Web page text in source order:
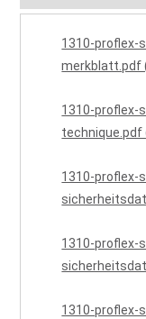
1310-proflex-
merkblatt.pdf
1310-proflex-
technique.pdf
1310-proflex-
1310-proflex-
1310-proflex-